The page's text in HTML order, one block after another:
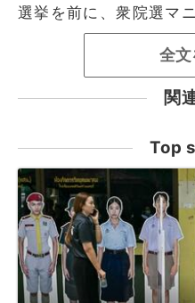
選挙を前に、衆院選マ
全
関
Top